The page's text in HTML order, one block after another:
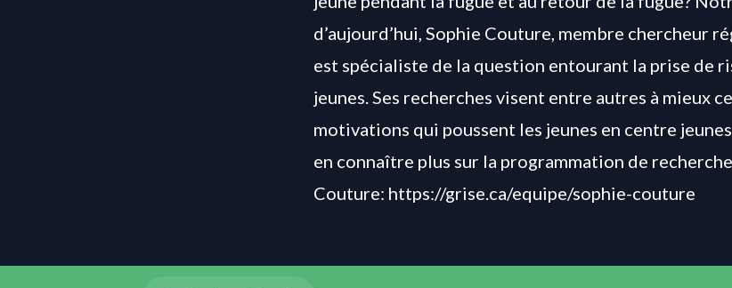
d’aujourd’hui, Sophie Couture, membre chercheur
est spécialiste de la question entourant la prise de
jeunes.Ses recherches visent entre autres à mieux
motivations qui poussent les jeunes en centre
en connaître plus sur la programmation de
Couture: https://grise.ca/equipe/sophie-couture